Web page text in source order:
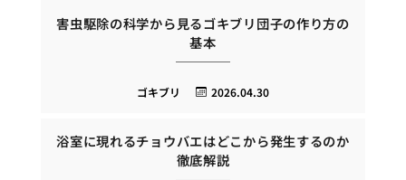
害虫駆除の科学から見るゴキブリ団子の作り方の
基本
2026.04.30
ゴキブリ
浴室に現れるチョウバエはどこから発生するのか
徹底解説